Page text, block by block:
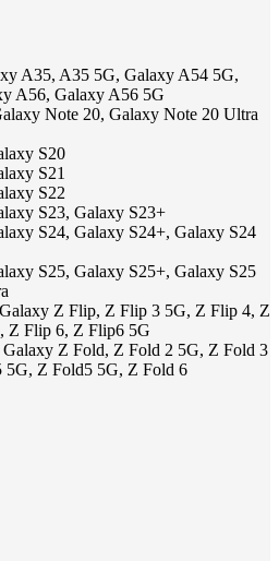
A35, A35 5G, Galaxy A54 5G,
A56, Galaxy A56 5G
Note 20, Galaxy Note 20 Ultra
S20
S21
S22
S23, Galaxy S23+
S24, Galaxy S24+, Galaxy S24
S25, Galaxy S25+, Galaxy S25
Z Flip, Z Flip 3 5G, Z Flip 4, Z
Z Flip 6, Z Flip6 5G
Z Fold, Z Fold 2 5G, Z Fold 3
5G, Z Fold5 5G, Z Fold 6